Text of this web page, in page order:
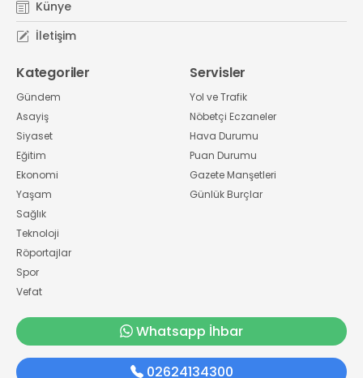
Künye
İletişim
Kategoriler
Gündem
Asayiş
Siyaset
Eğitim
Ekonomi
Yaşam
Sağlık
Teknoloji
Röportajlar
Spor
Vefat
Servisler
Yol ve Trafik
Nöbetçi Eczaneler
Hava Durumu
Puan Durumu
Gazete Manşetleri
Günlük Burçlar
Whatsapp İhbar
02624134300